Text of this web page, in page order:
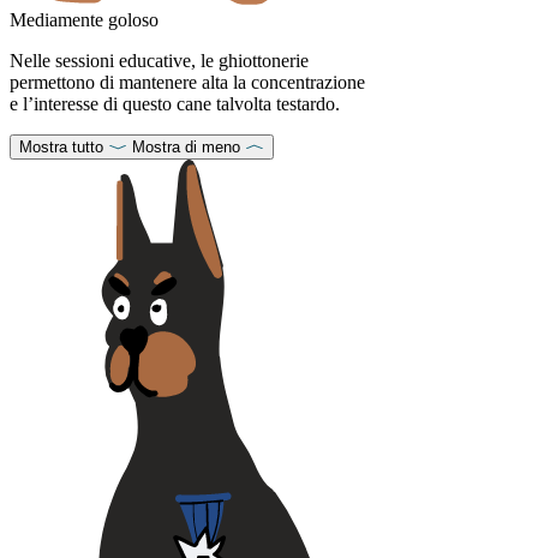
Mediamente goloso
Nelle sessioni educative, le ghiottonerie
permettono di mantenere alta la concentrazione
e l’interesse di questo cane talvolta testardo.
Mostra tutto Mostra di meno